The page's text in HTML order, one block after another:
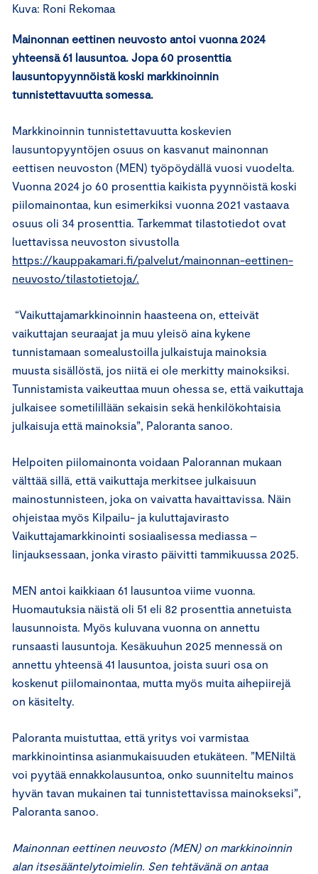
Kuva: Roni Rekomaa
Mainonnan eettinen neuvosto antoi vuonna 2024
yhteensä 61 lausuntoa. Jopa 60 prosenttia
lausuntopyynnöistä koski markkinoinnin
tunnistettavuutta somessa.
Markkinoinnin tunnistettavuutta koskevien
lausuntopyyntöjen osuus on kasvanut mainonnan
eettisen neuvoston (MEN) työpöydällä vuosi vuodelta.
Vuonna 2024 jo 60 prosenttia kaikista pyynnöistä koski
piilomainontaa, kun esimerkiksi vuonna 2021 vastaava
osuus oli 34 prosenttia. Tarkemmat tilastotiedot ovat
luettavissa neuvoston sivustolla
https://kauppakamari.fi/palvelut/mainonnan-eettinen-
neuvosto/tilastotietoja/.
“Vaikuttajamarkkinoinnin haasteena on, etteivät
vaikuttajan seuraajat ja muu yleisö aina kykene
tunnistamaan somealustoilla julkaistuja mainoksia
muusta sisällöstä, jos niitä ei ole merkitty mainoksiksi.
Tunnistamista vaikeuttaa muun ohessa se, että vaikuttaja
julkaisee sometilillään sekaisin sekä henkilökohtaisia
julkaisuja että mainoksia”, Paloranta sanoo.
Helpoiten piilomainonta voidaan Palorannan mukaan
välttää sillä, että vaikuttaja merkitsee julkaisuun
mainostunnisteen, joka on vaivatta havaittavissa. Näin
ohjeistaa myös Kilpailu- ja kuluttajavirasto
Vaikuttajamarkkinointi sosiaalisessa mediassa –
linjauksessaan, jonka virasto päivitti tammikuussa 2025.
MEN antoi kaikkiaan 61 lausuntoa viime vuonna.
Huomautuksia näistä oli 51 eli 82 prosenttia annetuista
lausunnoista. Myös kuluvana vuonna on annettu
runsaasti lausuntoja. Kesäkuuhun 2025 mennessä on
annettu yhteensä 41 lausuntoa, joista suuri osa on
koskenut piilomainontaa, mutta myös muita aihepiirejä
on käsitelty.
Paloranta muistuttaa, että yritys voi varmistaa
markkinointinsa asianmukaisuuden etukäteen. ”MENiltä
voi pyytää ennakkolausuntoa, onko suunniteltu mainos
hyvän tavan mukainen tai tunnistettavissa mainokseksi”,
Paloranta sanoo.
Mainonnan eettinen neuvosto (MEN) on markkinoinnin
alan itsesääntelytoimielin. Sen tehtävänä on antaa